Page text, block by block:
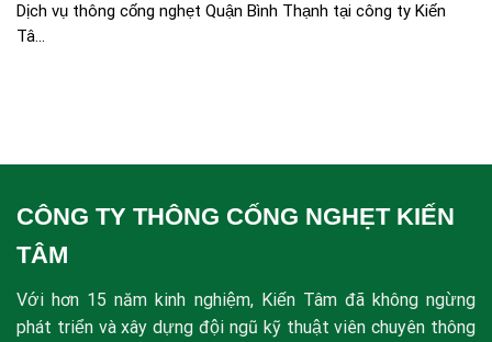
Dịch vụ thông cống nghẹt Quận Bình Thạnh tại công ty Kiến
Tâ...
CÔNG TY THÔNG CỐNG NGHẸT KIẾN
TÂM
Với hơn 15 năm kinh nghiệm, Kiến Tâm đã không ngừng
phát triển và xây dựng đội ngũ kỹ thuật viên chuyên thông